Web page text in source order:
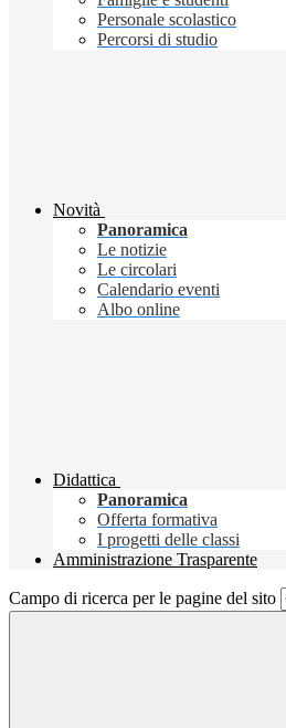
Personale scolastico
Percorsi di studio
Novità
Panoramica
Le notizie
Le circolari
Calendario eventi
Albo online
Didattica
Panoramica
Offerta formativa
I progetti delle classi
Amministrazione Trasparente
Campo di ricerca per le pagine del sito